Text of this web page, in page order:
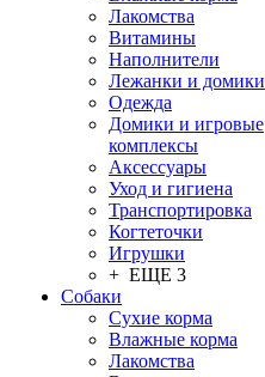
Лакомства
Витамины
Наполнители
Лежанки и домики
Одежда
Домики и игровые
комплексы
Аксессуары
Уход и гигиена
Транспортировка
Когтеточки
Игрушки
+ ЕЩЕ 3
Собаки
Сухие корма
Влажные корма
Лакомства